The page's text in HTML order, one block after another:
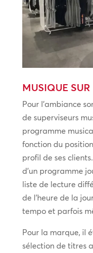
MUSIQUE SUR
Pour l’ambiance
de superviseurs
programme
fonction du
profil de ses
d’un programme
liste de lecture
de l’heure de la
tempo et parfois
Pour la marque, il
sélection de titres